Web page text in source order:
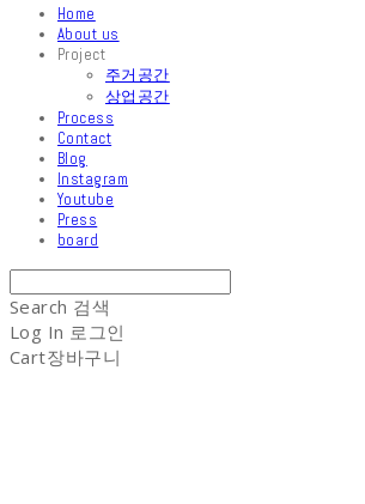
Home
About us
Project
주거공간
상업공간
Process
Contact
Blog
Instagram
Youtube
Press
board
Search 검색
Log In 로그인
Cart장바구니